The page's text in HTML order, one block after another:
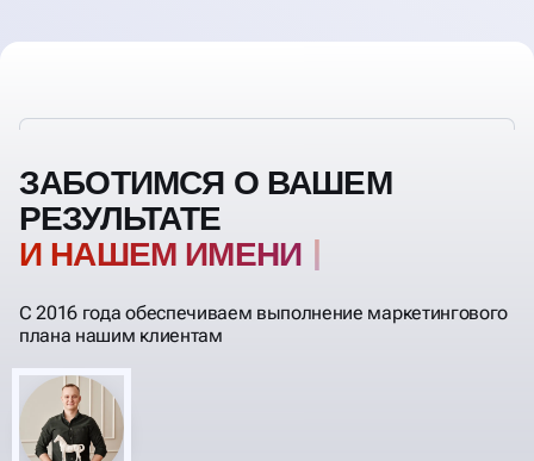
ЗАБОТИМСЯ О ВАШЕМ
РЕЗУЛЬТАТЕ
И НАШЕМ ИМЕНИ
С 2016 года обеспечиваем выполнение маркетингового
плана нашим клиентам